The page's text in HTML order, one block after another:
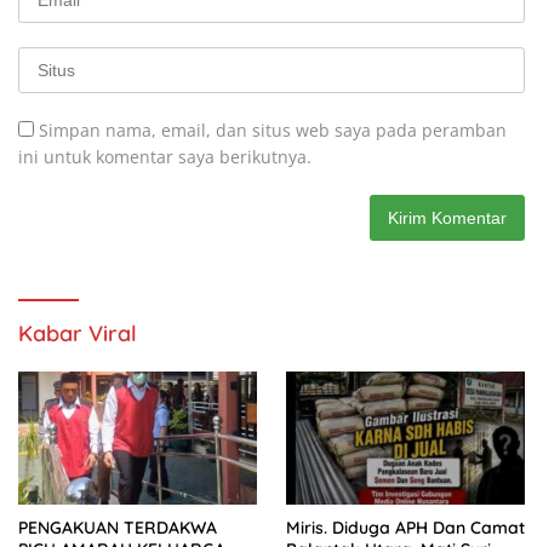
Simpan nama, email, dan situs web saya pada peramban
ini untuk komentar saya berikutnya.
Kabar Viral
PENGAKUAN TERDAKWA
Miris. Diduga APH Dan Camat